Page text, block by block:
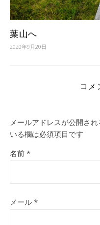
葉山へ
2020年9月20日
コメ
メールアドレスが公開され
いる欄は必須項目です
名前 *
メール *